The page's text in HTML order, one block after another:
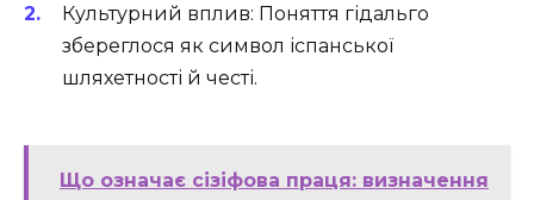
Культурний вплив: Поняття гідальго
збереглося як символ іспанської
шляхетності й честі.
Що означає сізіфова праця: визначення